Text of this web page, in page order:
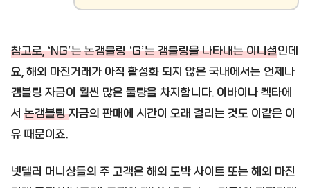
참고로, ‘NG’는 논갬블링 ‘G’는 갬블링을 나타내는 이니셜인데
요, 해외 마진거래가 아직 활성화 되지 않은 국내에서는 언제나
갬블링 자금이 훨씬 많은 물량을 차지합니다. 이바이나 켁타에
서 논갬블링자금의 판매에 시간이 오래 걸리는 것도 이같은 이
유 때문이죠.
넷텔러 머니상들의 주 고객은 해외 도박 사이트 또는 해외 마진